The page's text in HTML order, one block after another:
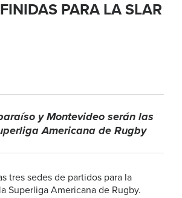
PARA LA SLAR
y Montevideo serán las
Americana de Rugby
tres sedes de partidos para la
Superliga Americana de Rugby.